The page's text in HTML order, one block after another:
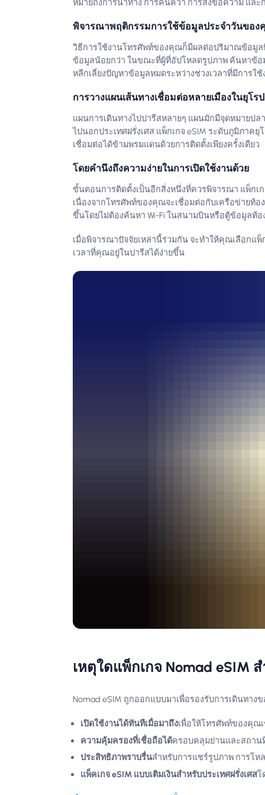
หมายถึงการนำทาง การค้นคว้า การส่งข้อความ แล
พิจารณาพฤติกรรมการใช้ข้อมูลประจำวันขอ
วิธีการใช้งานโทรศัพท์ของคุณก็มีผลต่อปริมาณข้อมูล
ข้อมูลน้อยกว่า ในขณะที่ผู้ที่อัปโหลดรูปภาพ ค้นหาข้อ
หลีกเลี่ยงปัญหาข้อมูลหมดระหว่างช่วงเวลาที่มีการใ
การวางแผนเส้นทางเชื่อมต่อหลายเมืองในยุโรป
แผนการเดินทางไปปารีสหลายๆ แผนมักมีจุดหมายป
ไปนอกประเทศฝรั่งเศส แพ็กเกจ eSIM ระดับภูมิภา
เชื่อมต่อได้ข้ามพรมแดนด้วยการติดตั้งเพียงครั้งเดียว
โดยคำนึงถึงความง่ายในการเปิดใช้งานด้วย
ขั้นตอนการติดตั้งเป็นอีกสิ่งหนึ่งที่ควรพิจารณา แพ็กเ
เนื่องจากโทรศัพท์ของคุณจะเชื่อมต่อกับเครือข่ายท้อ
ขึ้นโดยไม่ต้องค้นหา Wi-Fi ในสนามบินหรือตู้ข้อมูลท้อ
เมื่อพิจารณาปัจจัยเหล่านี้ร่วมกัน จะทำให้คุณเลือกแ
เวลาที่คุณอยู่ในปารีสได้ง่ายขึ้น
เหตุใดแพ็กเกจ Nomad eSIM
Nomad eSIM ถูกออกแบบมาเพื่อรองรับการเดินทา
เปิดใช้งานได้ทันทีเมื่อมาถึงเพื่อให้โทรศัพท์ของคุ
ความคุ้มครองที่เชื่อถือได้ครอบคลุมย่านและสถาน
ประสิทธิภาพราบรื่นสำหรับการแชร์รูปภาพ การโห
แพ็คเกจ eSIM แบบเติมเงินสำหรับประเทศฝรั่งเศสโ